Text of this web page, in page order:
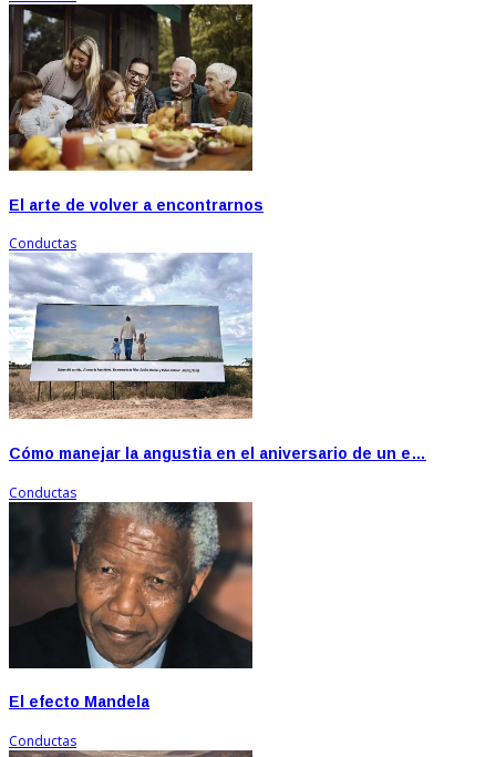
El arte de volver a encontrarnos
Conductas
Cómo manejar la angustia en el aniversario de un e…
Conductas
El efecto Mandela
Conductas